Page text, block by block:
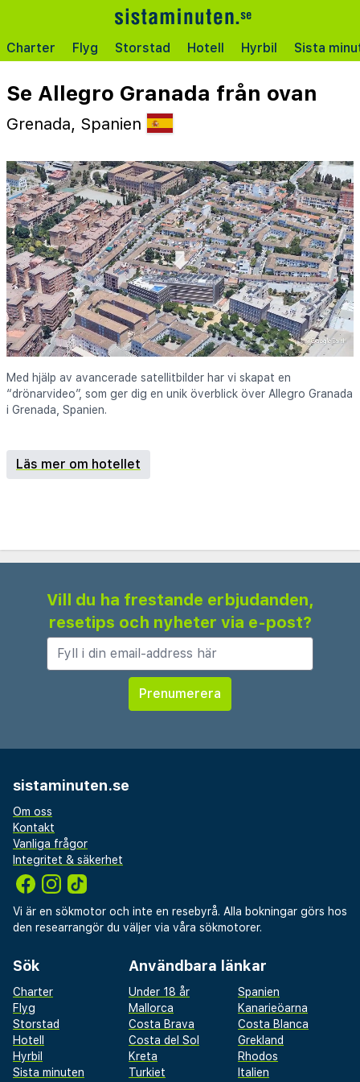
Charter Flyg Storstad Hotell Hyrbil Sista
Se Allegro Granada från ovan
Grenada, Spanien
Med hjälp av avancerade satellitbilder har vi skapat en
“drönarvideo”, som ger dig en unik överblick över Allegro Granada
i Grenada, Spanien.
Läs mer om hotellet
Vill du ha frestande erbjudanden,
resetips och nyheter via e-post?
sistaminuten.se
Om oss
Kontakt
Vanliga frågor
Integritet & säkerhet
Vi är en sökmotor och inte en resebyrå. Alla bokningar görs hos
den researrangör du väljer via våra sökmotorer.
Sök
Charter
Flyg
Storstad
Hotell
Hyrbil
Sista minuten
Användbara länkar
Under 18 år
Spanien
Mallorca
Kanarieöarna
Costa Brava
Costa Blanca
Costa del Sol
Grekland
Kreta
Rhodos
Turkiet
Italien